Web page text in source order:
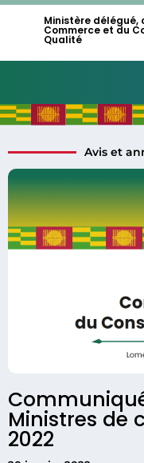
Ministère délégué,
Commerce et du
Qualité
Ministres de
2022
Avis et